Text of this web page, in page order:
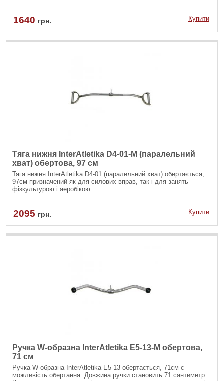
1640 грн. Купити
Тяга нижня InterAtletika D4-01-M (паралельний
хват) обертова, 97 см
Тяга нижня InterAtletika D4-01 (паралельний хват) обертається,
97см призначений як для силових вправ, так і для занять
фізкультурою і аеробікою.
2095 грн. Купити
Ручка W-образна InterAtletika E5-13-M обертова,
71 см
Ручка W-образна InterAtletika Е5-13 обертається, 71см є
можливість обертання. Довжина ручки становить 71 сантиметр.